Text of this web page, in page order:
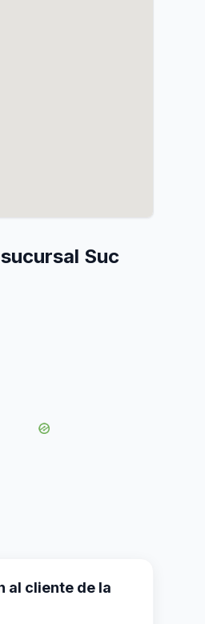
Suc
al cliente de la